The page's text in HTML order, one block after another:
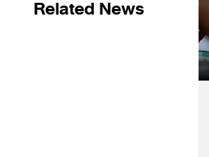
Related News